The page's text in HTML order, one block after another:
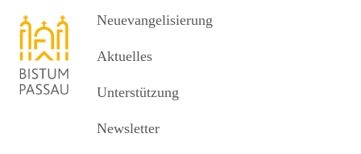
Neuevangelisierung
Aktuelles
Unterstützung
Newsletter
Neuevangelisierung
Bibel vom Fass